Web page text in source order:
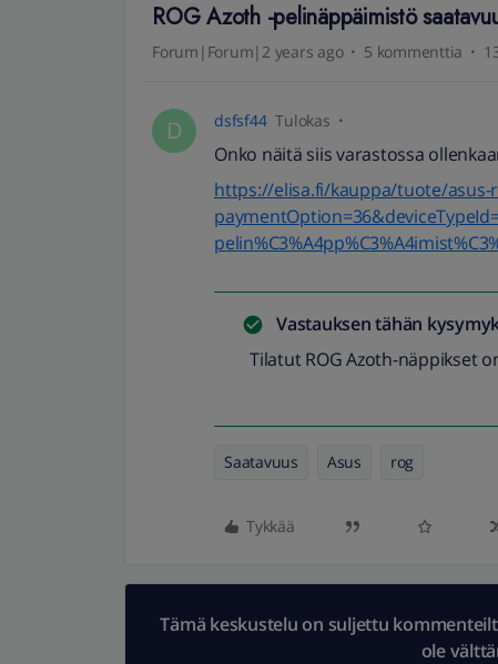
ROG Azoth -pelinäppäimistö
Forum|Forum|2 years ago 5 kommenttia
D dsfsf44 Tulokas
Onko näitä siis varastossa
https://elisa.fi/kauppa/tuote/asus-
Vastauksen tähän
Tilatut ROG Azoth-näppikset
Saatavuus Asus rog
Tykkää
Tämä keskustelu on suljettu
ole